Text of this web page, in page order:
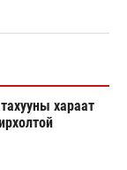
хараат